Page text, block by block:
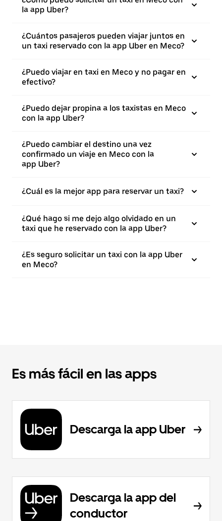
la app Uber?
¿Cuántos pasajeros pueden viajar juntos en
un taxi reservado con la app Uber en Meco?
¿Puedo viajar en taxi en Meco y no pagar en
efectivo?
¿Puedo dejar propina a los taxistas en Meco
con la app Uber?
¿Puedo cambiar el destino una vez
confirmado un viaje en Meco con la
app Uber?
¿Cuál es la mejor app para reservar un taxi?
¿Qué hago si me dejo algo olvidado en un
taxi que he reservado con la app Uber?
¿Es seguro solicitar un taxi con la app Uber
en Meco?
Es más fácil en las apps
Descarga la app Uber
Descarga la app del
conductor